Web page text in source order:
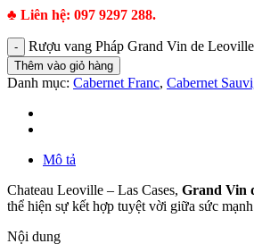
♣ Liên hệ: 097 9297 288.
Rượu vang Pháp Grand Vin de
Thêm vào giỏ hàng
Danh mục: Cabernet Franc, Cabernet
Mô tả
Chateau Leoville – Las Cases, Grand Vin
thể hiện sự kết hợp tuyệt vời giữa sức
Nội dung